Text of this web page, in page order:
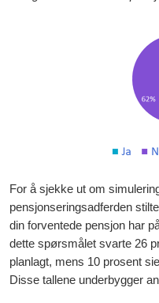
For å sjekke ut om
pensjonseringsadferden
din forventede pensjon har
dette spørsmålet svarte 26
planlagt, mens 10 prosent
Disse tallene underbygger